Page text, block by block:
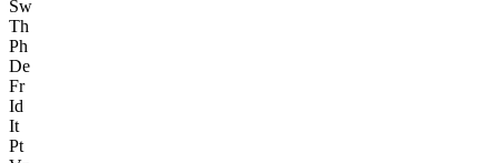
Sw
Th
Ph
De
Fr
Id
It
Pt